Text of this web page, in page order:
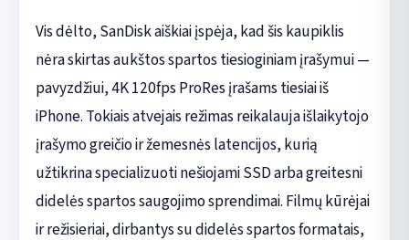
Vis dėlto, SanDisk aiškiai įspėja, kad šis kaupiklis
nėra skirtas aukštos spartos tiesioginiam įrašymui —
pavyzdžiui, 4K 120fps ProRes įrašams tiesiai iš
iPhone. Tokiais atvejais režimas reikalauja išlaikytojo
įrašymo greičio ir žemesnės latencijos, kurią
užtikrina specializuoti nešiojami SSD arba greitesni
didelės spartos saugojimo sprendimai. Filmų kūrėjai
ir režisieriai, dirbantys su didelės spartos formatais,